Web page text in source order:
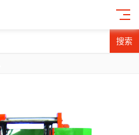
搜索